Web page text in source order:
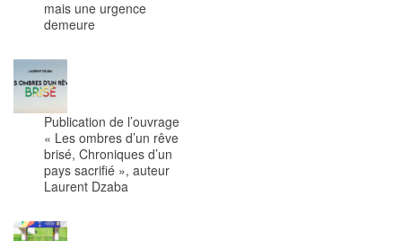
mais une urgence
demeure
Publication de l’ouvrage
« Les ombres d’un rêve
brisé, Chroniques d’un
pays sacrifié », auteur
Laurent Dzaba